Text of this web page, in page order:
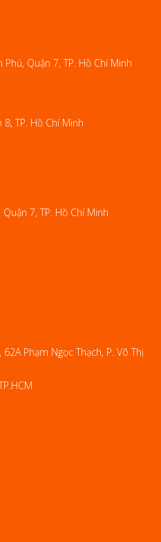
Quận 7, TP. Hồ Chí Minh
TP. Hồ Chí Minh
7, TP. Hồ Chí Minh
Phạm Ngọc Thạch, P. Võ Thị